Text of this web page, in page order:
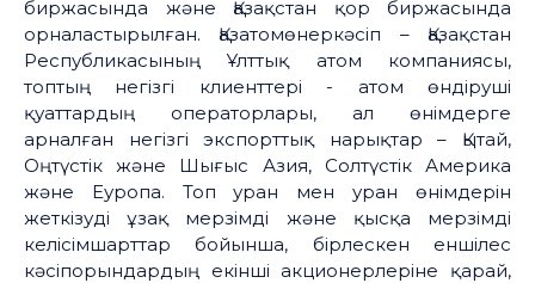
биржасында және Қазақстан қор биржасында
орналастырылған. Қазатомөнеркәсіп – Қазақстан
Республикасының Ұлттық атом компаниясы,
топтың негізгі клиенттері - атом өндіруші
қуаттардың операторлары, ал өнімдерге
арналған негізгі экспорттық нарықтар – Қытай,
Оңтүстік және Шығыс Азия, Солтүстік Америка
және Еуропа. Топ уран мен уран өнімдерін
жеткізуді ұзақ мерзімді және қысқа мерзімді
келісімшарттар бойынша, бірлескен еншілес
кәсіпорындардың екінші акционерлеріне қарай,